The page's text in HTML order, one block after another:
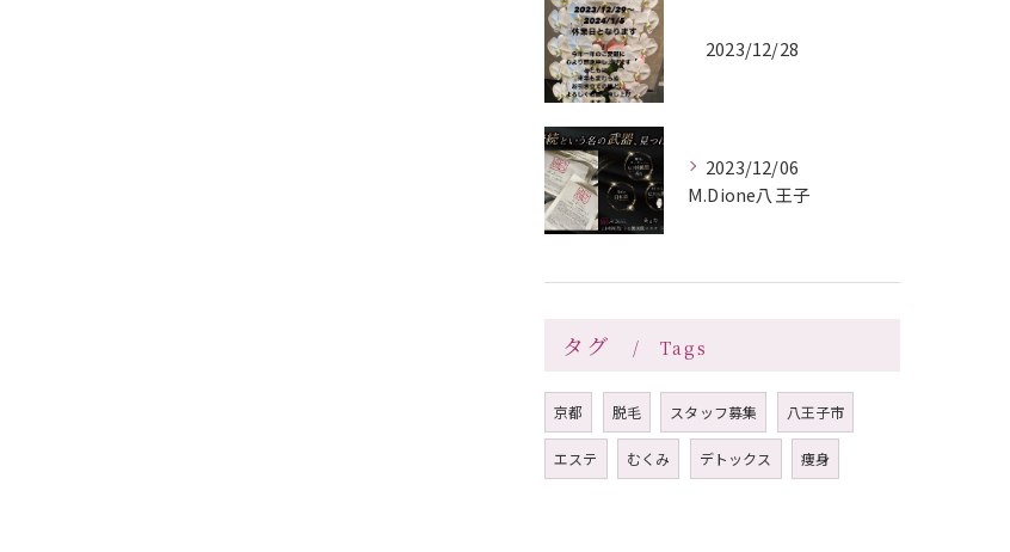
2023/12/28
2023/12/06
M.Dione八王子
タグ Tags
京都 脱毛 スタッフ募集 八王子市
エステ むくみ デトックス 痩身